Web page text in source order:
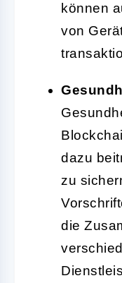
können
von
dazu
zu
die